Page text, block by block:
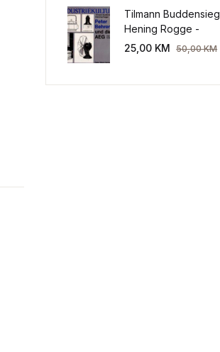
Tilmann Buddensieg,
Hening Rogge -
Industriekultur: Peter
25,00 KM 50,00KM